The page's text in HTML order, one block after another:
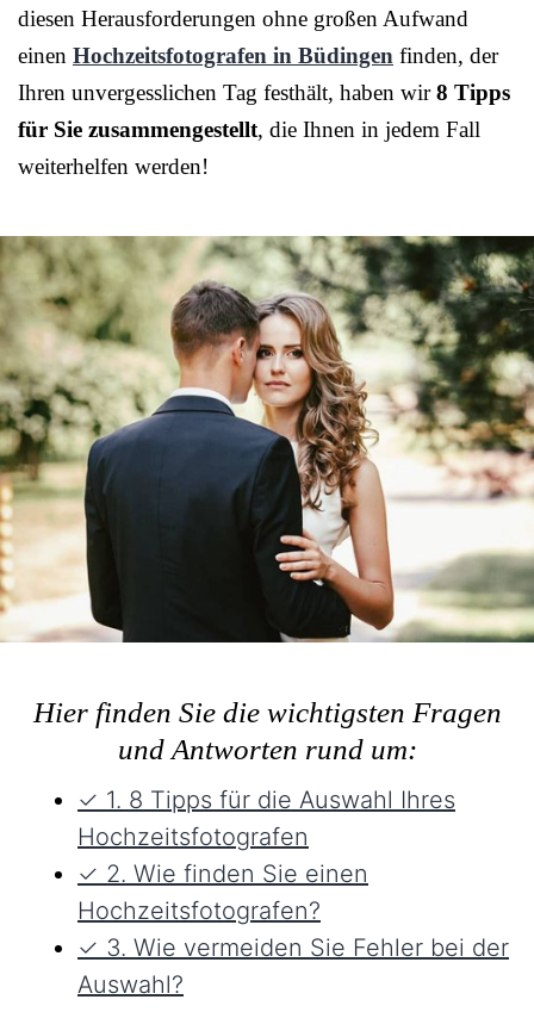
diesen Herausforderungen ohne großen Aufwand
einen Hochzeitsfotografen in Büdingen finden, der
Ihren unvergesslichen Tag festhält, haben wir8 Tipps
für Sie zusammengestellt, die Ihnen in jedem Fall
weiterhelfen werden!
Hier finden Sie die wichtigsten Fragen
und Antworten rund um:
✓ 1. 8 Tipps für die Auswahl Ihres
Hochzeitsfotografen
✓ 2. Wie finden Sie einen
Hochzeitsfotografen?
✓ 3. Wie vermeiden Sie Fehler bei der
Auswahl?